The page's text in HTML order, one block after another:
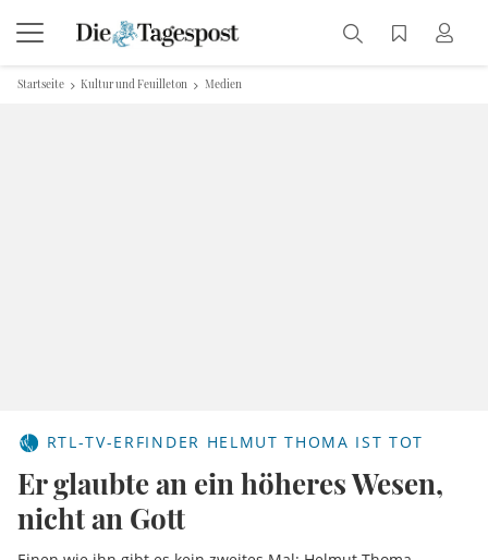
Startseite Kultur und Feuilleton Medien
RTL-TV-ERFINDER HELMUT THOMA IST TOT
Er glaubte an ein höheres Wesen,
nicht an Gott